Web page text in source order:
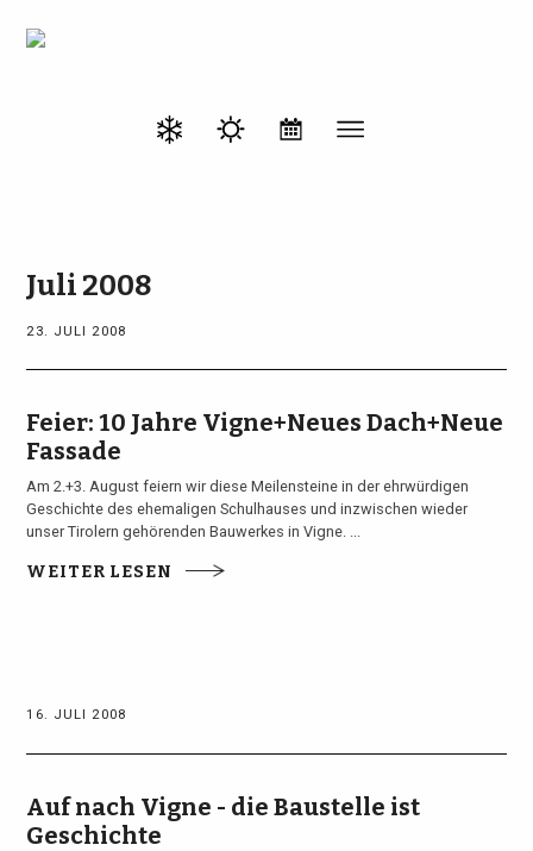
Juli 2008
23. JULI 2008
Feier: 10 Jahre Vigne+Neues Dach+Neue
Fassade
Am 2.+3. August feiern wir diese Meilensteine in der ehrwürdigen
Geschichte des ehemaligen Schulhauses und inzwischen wieder
unser Tirolern gehörenden Bauwerkes in Vigne. ...
WEITER LESEN
16. JULI 2008
Auf nach Vigne - die Baustelle ist
Geschichte